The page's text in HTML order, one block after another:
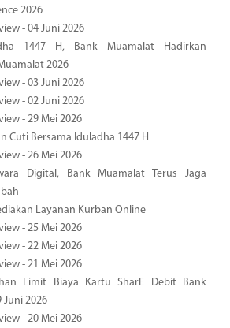
2026
- 04 Juni 2026
1447 H, Bank Muamalat Hadirkan
2026
- 03 Juni 2026
- 02 Juni 2026
- 29 Mei 2026
Cuti Bersama Iduladha 1447 H
- 26 Mei 2026
Digital, Bank Muamalat Terus Jaga
Layanan Kurban Online
- 25 Mei 2026
- 22 Mei 2026
- 21 Mei 2026
Limit Biaya Kartu SharE Debit Bank
2026
- 20 Mei 2026